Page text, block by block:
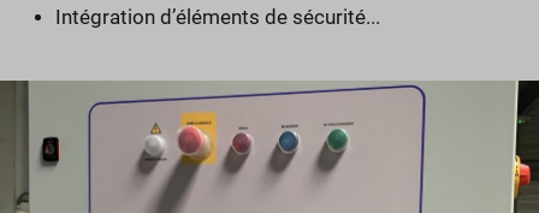
Intégration d’éléments de sécurité...